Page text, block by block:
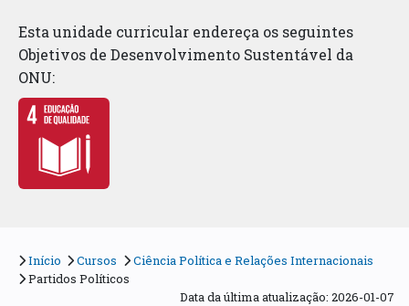
Esta unidade curricular endereça os seguintes
Objetivos de Desenvolvimento Sustentável da
ONU:
Início Cursos
Ciência Política e Relações Internacionais
Partidos Políticos
Data da última atualização: 2026-01-07